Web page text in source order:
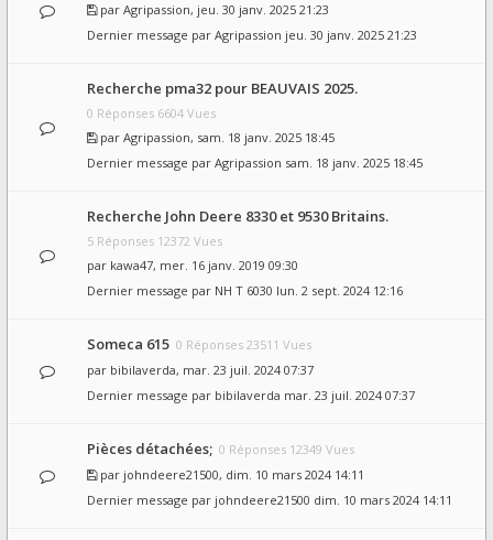
par Agripassion, jeu. 30 janv. 2025 21:23
Dernier message par Agripassion jeu. 30 janv. 2025 21:23
Recherche pma32 pour BEAUVAIS 2025.
0 Réponses 6604 Vues
par Agripassion, sam. 18 janv. 2025 18:45
Dernier message par Agripassion sam. 18 janv. 2025 18:45
Recherche John Deere 8330 et 9530 Britains.
5 Réponses 12372 Vues
par kawa47, mer. 16 janv. 2019 09:30
Dernier message par NH T 6030 lun. 2 sept. 2024 12:16
Someca 615 0 Réponses 23511 Vues
par bibilaverda, mar. 23 juil. 2024 07:37
Dernier message par bibilaverda mar. 23 juil. 2024 07:37
Pièces détachées; 0 Réponses 12349 Vues
par johndeere21500, dim. 10 mars 2024 14:11
Dernier message par johndeere21500 dim. 10 mars 2024 14:11